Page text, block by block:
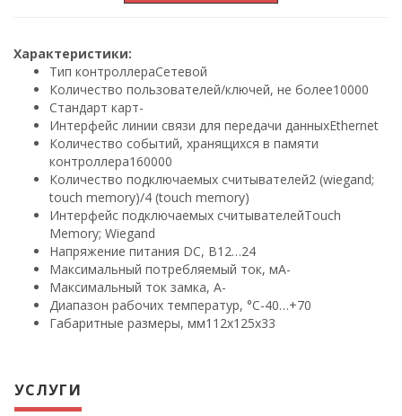
Характеристики:
Тип контроллераСетевой
Количество пользователей/ключей, не более10000
Стандарт карт-
Интерфейс линии связи для передачи данныхEthernet
Количество событий, хранящихся в памяти
контроллера160000
Количество подключаемых считывателей2 (wiegand;
touch memory)/4 (touch memory)
Интерфейс подключаемых считывателейTouch
Memory; Wiegand
Напряжение питания DC, В12…24
Максимальный потребляемый ток, мА-
Максимальный ток замка, А-
Диапазон рабочих температур, °С-40…+70
Габаритные размеры, мм112х125х33
УСЛУГИ